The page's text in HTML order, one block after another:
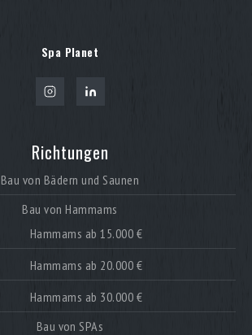
Spa Planet
Richtungen
Bau von Bädern und Saunen
Bau von Hammams
Hammams ab 15.000 €
Hammams ab 20.000 €
Hammams ab 30.000 €
Bau von SPAs